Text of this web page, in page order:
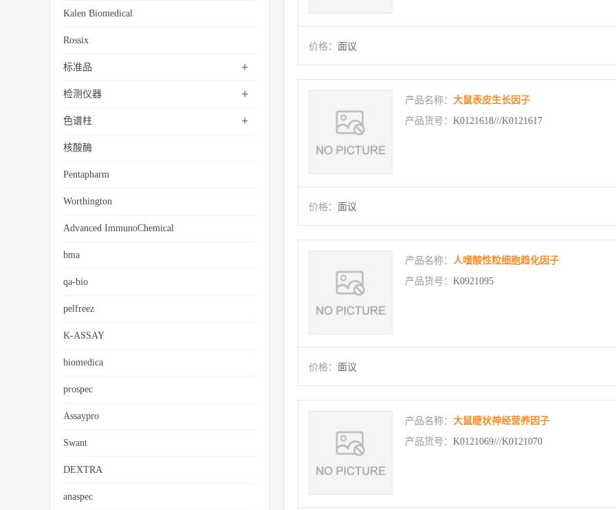
Kalen Biomedical
Rossix
标准品 +
检测仪器 +
色谱柱 +
核酸酶
Pentapharm
Worthington
Advanced ImmunoChemical
bma
qa-bio
pelfreez
K-ASSAY
biomedica
prospec
Assaypro
Swant
DEXTRA
anaspec
价格： 面议
产品名称： 大鼠表皮生长因子
产品货号： K0121618///K0121617
价格： 面议
产品名称： 人嗜酸性粒细胞趋化因子
产品货号： K0921095
价格： 面议
产品名称： 大鼠睫状神经营养因子
产品货号： K0121069///K0121070